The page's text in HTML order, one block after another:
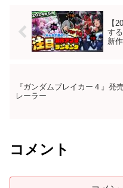
【
す
新
『ガンダムブレイカー４』発
レーラー
コメント